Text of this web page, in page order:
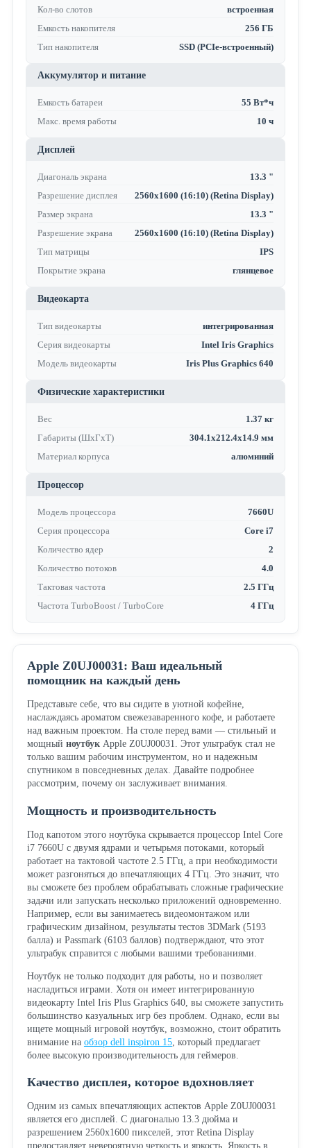
Кол-во слотов
встроенная
Емкость накопителя
256 ГБ
Тип накопителя
SSD (PCIe-встроенный)
Аккумулятор и питание
Емкость батареи
55 Вт*ч
Макс. время работы
10 ч
Дисплей
Диагональ экрана
13.3 "
Разрешение дисплея
2560x1600 (16:10) (Retina Display)
Размер экрана
13.3 "
Разрешение экрана
2560x1600 (16:10) (Retina Display)
Тип матрицы
IPS
Покрытие экрана
глянцевое
Видеокарта
Тип видеокарты
интегрированная
Серия видеокарты
Intel Iris Graphics
Модель видеокарты
Iris Plus Graphics 640
Физические характеристики
Вес
1.37 кг
Габариты (ШхГхТ)
304.1x212.4x14.9 мм
Материал корпуса
алюминий
Процессор
Модель процессора
7660U
Серия процессора
Core i7
Количество ядер
2
Количество потоков
4.0
Тактовая частота
2.5 ГГц
Частота TurboBoost / TurboCore
4 ГГц
Apple Z0UJ00031: Ваш идеальный
помощник на каждый день
Представьте себе, что вы сидите в уютной кофейне,
наслаждаясь ароматом свежезаваренного кофе, и работаете
над важным проектом. На столе перед вами — стильный и
мощный ноутбукApple Z0UJ00031. Этот ультрабук стал не
только вашим рабочим инструментом, но и надежным
спутником в повседневных делах. Давайте подробнее
рассмотрим, почему он заслуживает внимания.
Мощность и производительность
Под капотом этого ноутбука скрывается процессор Intel Core
i7 7660U с двумя ядрами и четырьмя потоками, который
работает на тактовой частоте 2.5 ГГц, а при необходимости
может разгоняться до впечатляющих 4 ГГц. Это значит, что
вы сможете без проблем обрабатывать сложные графические
задачи или запускать несколько приложений одновременно.
Например, если вы занимаетесь видеомонтажом или
графическим дизайном, результаты тестов 3DMark (5193
балла) и Passmark (6103 баллов) подтверждают, что этот
ультрабук справится с любыми вашими требованиями.
Ноутбук не только подходит для работы, но и позволяет
насладиться играми. Хотя он имеет интегрированную
видеокарту Intel Iris Plus Graphics 640, вы сможете запустить
большинство казуальных игр без проблем. Однако, если вы
ищете мощный игровой ноутбук, возможно, стоит обратить
внимание на обзор dell inspiron 15, который предлагает
более высокую производительность для геймеров.
Качество дисплея, которое вдохновляет
Одним из самых впечатляющих аспектов Apple Z0UJ00031
является его дисплей. С диагональю 13.3 дюйма и
разрешением 2560x1600 пикселей, этот Retina Display
предоставляет невероятную четкость и яркость. Яркость в